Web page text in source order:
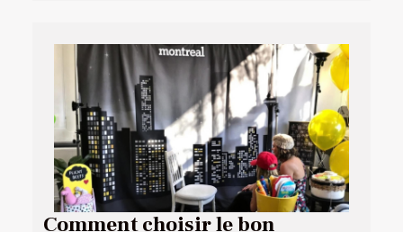
Comment choisir le bon